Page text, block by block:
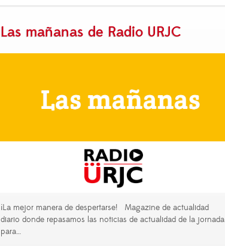
Las mañanas de Radio URJC
¡La mejor manera de despertarse! Magazine de actualidad
diario donde repasamos las noticias de actualidad de la jornada
para…